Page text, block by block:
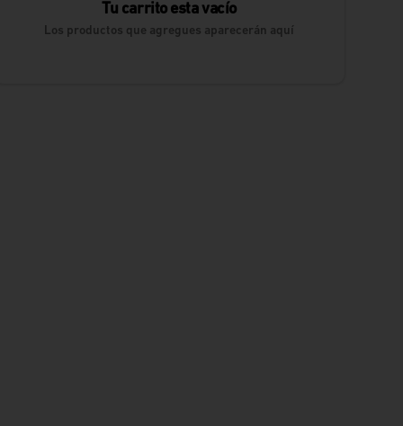
Tu carrito esta vacío
Los productos que agregues aparecerán aquí